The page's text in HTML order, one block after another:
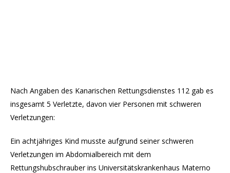
Nach Angaben des Kanarischen Rettungsdienstes 112 gab es
insgesamt 5 Verletzte, davon vier Personen mit schweren
Verletzungen:
Ein achtjähriges Kind musste aufgrund seiner schweren
Verletzungen im Abdomialbereich mit dem
Rettungshubschrauber ins Universitätskrankenhaus Materno